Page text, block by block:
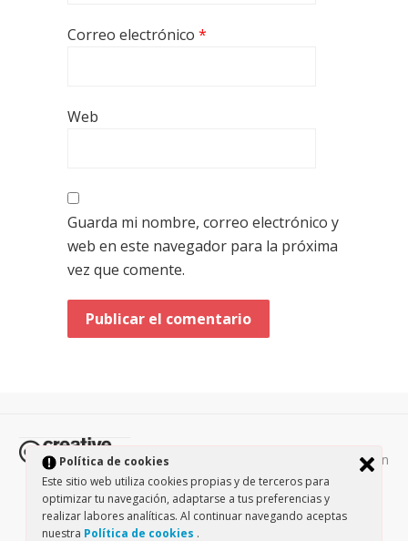
Política de cookies
Este sitio web utiliza cookies propias y de terceros para
optimizar tu navegación, adaptarse a tus preferencias y
realizar labores analíticas. Al continuar navegando aceptas
nuestra Política de cookies .
Correo electrónico *
Web
Guarda mi nombre, correo electrónico y
web en este navegador para la próxima
vez que comente.
Todos los contenidos de esta página están
protegidos por la licencia Creative Commons Attribution-
NonCommercial-ShareAlike 3.0. / Política de privacidad
Theme by Design Lab